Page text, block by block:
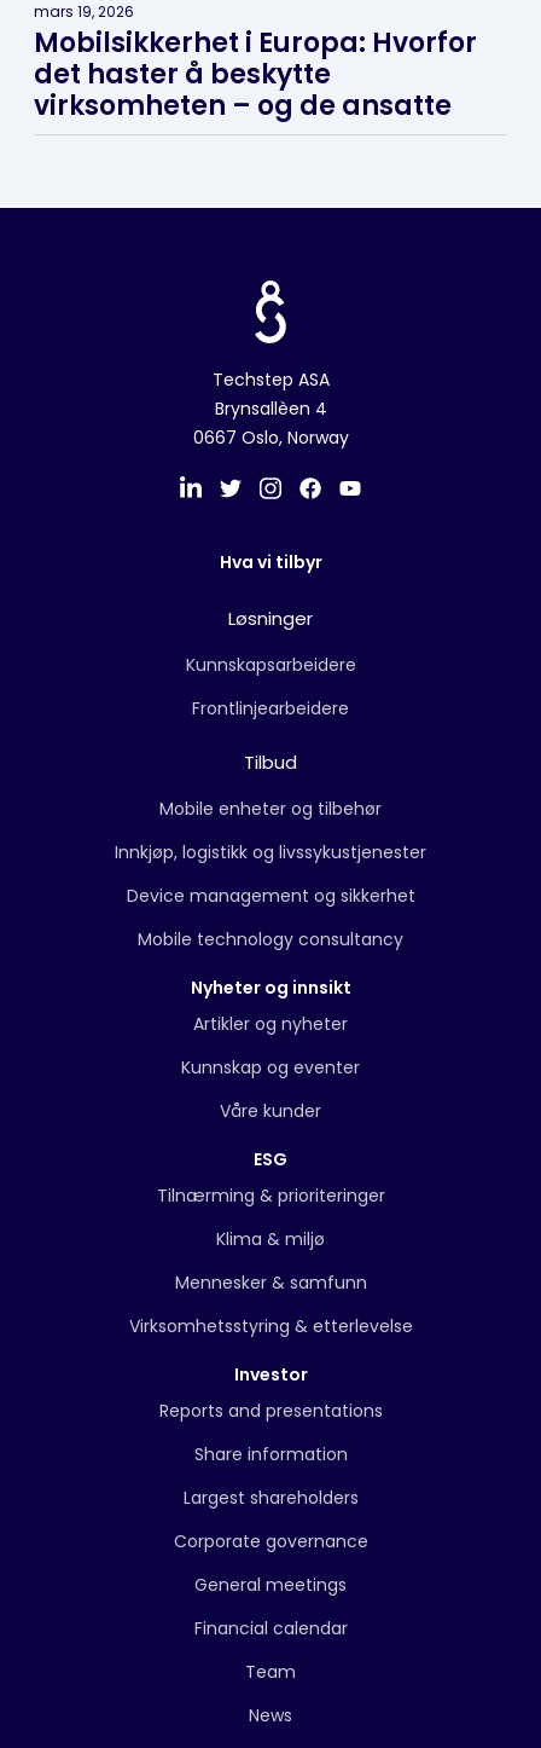
mars 19, 2026
Mobilsikkerhet i Europa: Hvorfor
det haster å beskytte
virksomheten – og de ansatte
Techstep ASA
Brynsallèen 4
0667 Oslo, Norway
Hva vi tilbyr
Løsninger
Kunnskapsarbeidere
Frontlinjearbeidere
Tilbud
Mobile enheter og tilbehør
Innkjøp, logistikk og livssykustjenester
Device management og sikkerhet
Mobile technology consultancy
Nyheter og innsikt
Artikler og nyheter
Kunnskap og eventer
Våre kunder
ESG
Tilnærming & prioriteringer
Klima & miljø
Mennesker & samfunn
Virksomhetsstyring & etterlevelse
Investor
Reports and presentations
Share information
Largest shareholders
Corporate governance
General meetings
Financial calendar
Team
News